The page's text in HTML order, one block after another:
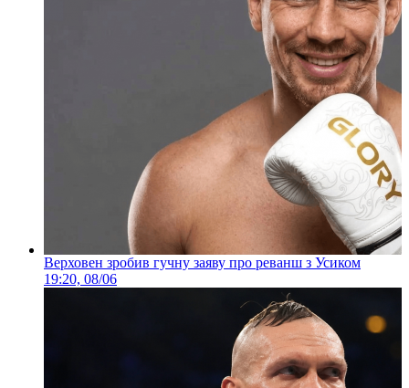
Верховен зробив гучну заяву про реванш з Усиком
19:20, 08/06